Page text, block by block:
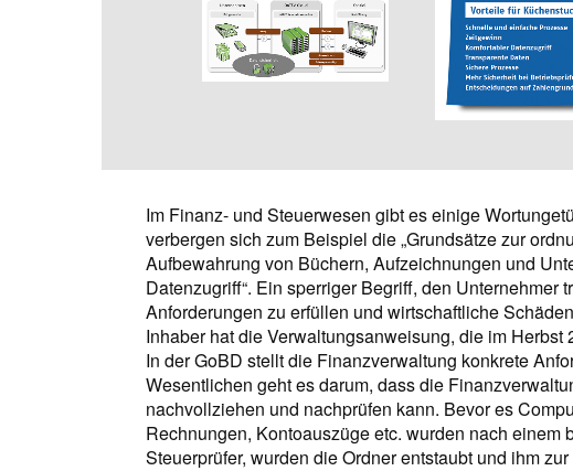
Im Finanz- und Steuerwesen gibt es einige
verbergen sich zum Beispiel die „Grundsätze zur
Aufbewahrung von Büchern, Aufzeichnungen und
Datenzugriff“. Ein sperriger Begriff, den Unternehmer
Anforderungen zu erfüllen und wirtschaftliche
Inhaber hat die Verwaltungsanweisung, die im
In der GoBD stellt die Finanzverwaltung konkrete
Wesentlichen geht es darum, dass die
nachvollziehen und nachprüfen kann. Bevor es
Rechnungen, Kontoauszüge etc. wurden nach einem
Steuerprüfer, wurden die Ordner entstaubt und ihm